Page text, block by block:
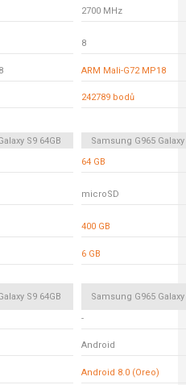
2700 MHz
8
ARM Mali-G72 MP18
242789 bodů
S9 64GB
Samsung G965 Galaxy
64 GB
microSD
400 GB
6 GB
S9 64GB Samsung G965 Galaxy
-
Android
Android 8.0 (Oreo)